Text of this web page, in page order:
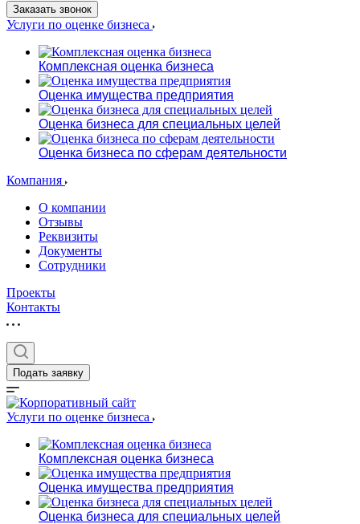
Заказать звонок
Услуги по оценке бизнеса
Комплексная оценка бизнеса
Оценка имущества предприятия
Оценка бизнеса для специальных целей
Оценка бизнеса по сферам деятельности
Компания
О компании
Отзывы
Реквизиты
Документы
Сотрудники
Проекты
Контакты
Подать заявку
Услуги по оценке бизнеса
Комплексная оценка бизнеса
Оценка имущества предприятия
Оценка бизнеса для специальных целей